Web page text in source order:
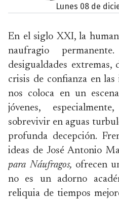
lunes 08 de
En el siglo XXI, la
naufragio
desigualdades
crisis de confianza en
nos coloca en un
jóvenes,
sobrevivir en aguas
profunda decepción.
ideas de José Antonio
para Náufragos, ofrecen
no es un adorno
reliquia de tiempos